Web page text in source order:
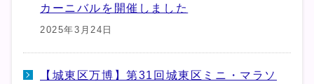
カーニバルを開催しました
2025年3月24日
【城東区万博】第31回城東区ミニ・マラソ